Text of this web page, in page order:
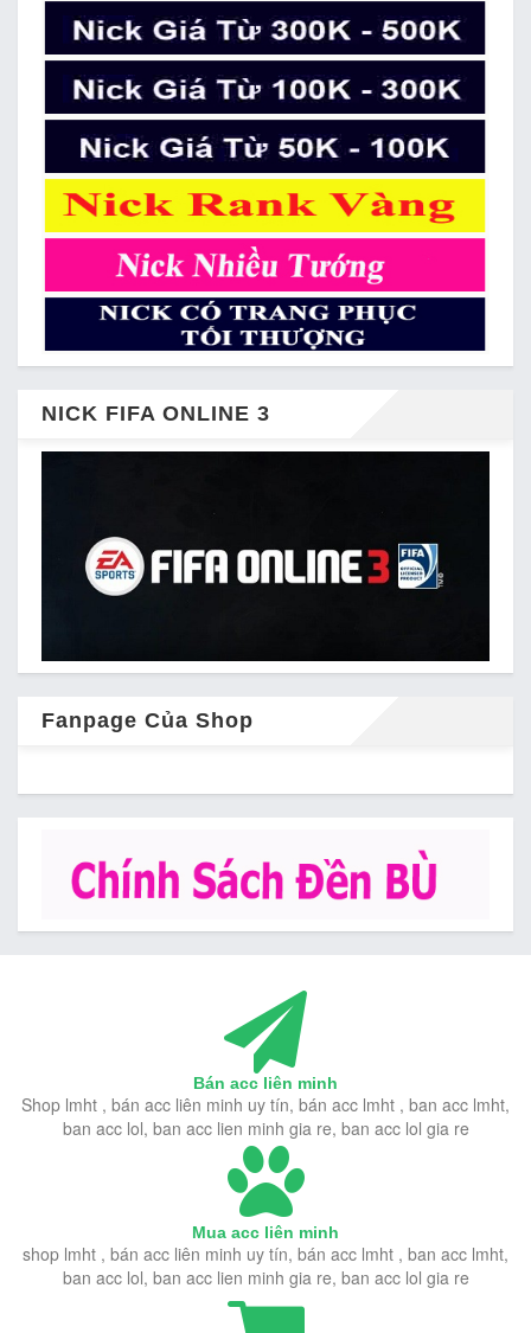
NICK FIFA ONLINE 3
Fanpage Của Shop
Bán acc liên minh
Shop lmht , bán acc liên minh uy tín, bán acc lmht , ban acc lmht,
ban acc lol, ban acc lien minh gia re, ban acc lol gia re
Mua acc liên minh
shop lmht , bán acc liên minh uy tín, bán acc lmht , ban acc lmht,
ban acc lol, ban acc lien minh gia re, ban acc lol gia re